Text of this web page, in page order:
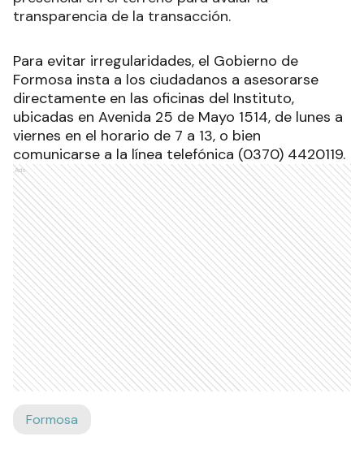
transparencia de la transacción.
Para evitar irregularidades, el Gobierno de
Formosa insta a los ciudadanos a asesorarse
directamente en las oficinas del Instituto,
ubicadas en Avenida 25 de Mayo 1514, de lunes a
viernes en el horario de 7 a 13, o bien
comunicarse a la línea telefónica (0370) 4420119.
Ads
Formosa